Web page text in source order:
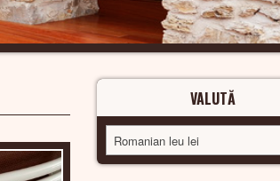
VALUTĂ
Romanian leu lei